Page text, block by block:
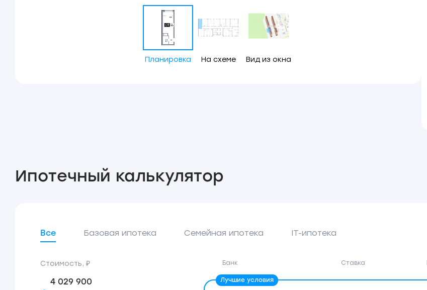
Планировка На схеме Вид из окна
Ипотечный калькулятор
Все Базовая ипотека Семейная ипотека IT-ипотека
Стоимость, ₽ Банк Ставка